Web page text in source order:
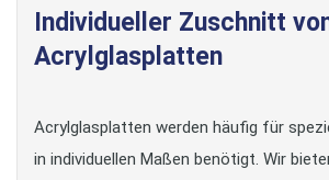
Individueller Zuschnitt
Acrylglasplatten
Acrylglasplatten werden häufig für
in individuellen Maßen benötigt. Wir